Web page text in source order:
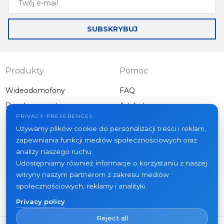
mail
SUBSKRYBUJ
Produkty
Wideodomofony
Panele zewnętrzne
Inny sprzęt
Pomoc
FAQ
Artykuły
Projekty
Aktualności
Kontakt
Gdzie kupić
PRIVACY PREFERENCES
Używamy plików cookie do personalizacji treści i reklam,
zapewniania funkcji mediów społecznościowych oraz
analizy naszego ruchu.
Udostępniamy również informacje o korzystaniu z naszej
witryny naszym partnerom z zakresu mediów
społecznościowych, reklamy i analityki.
Privacy policy
Reject all